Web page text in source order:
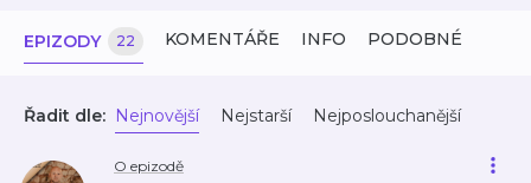
EPIZODY 22 KOMENTÁŘE INFO PODOBNÉ
Řadit dle: Nejnovější Nejstarší Nejposlouchanější
O epizodě